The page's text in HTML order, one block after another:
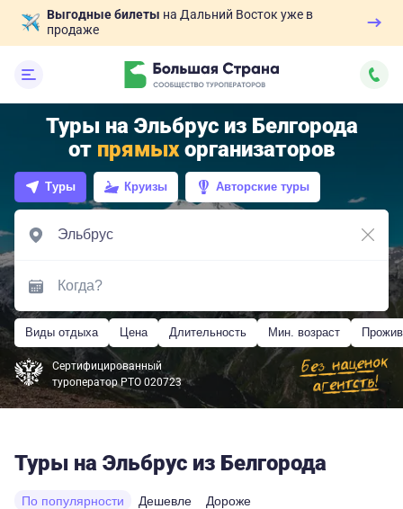
Выгодные билеты на Дальний Восток уже в
продаже
Туры на Эльбрус из Белгорода
от прямыхорганизаторов
Туры Круизы Авторские туры
Виды отдыха Цена Длительность Мин. возраст
Сертифицированный
туроператор РТО 020723
Туры на Эльбрус из Белгорода
По популярности Дешевле Дороже